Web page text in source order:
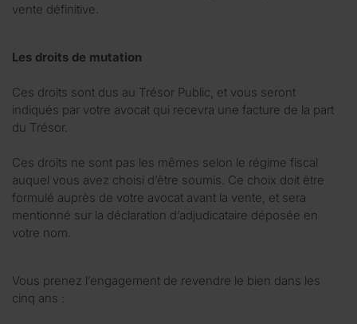
vente définitive.
Les droits de mutation
Ces droits sont dus au Trésor Public, et vous seront
indiqués par votre avocat qui recevra une facture de la part
du Trésor.
Ces droits ne sont pas les mêmes selon le régime fiscal
auquel vous avez choisi d’être soumis. Ce choix doit être
formulé auprès de votre avocat avant la vente, et sera
mentionné sur la déclaration d’adjudicataire déposée en
votre nom.
Vous prenez l’engagement de revendre le bien dans les
cinq ans :